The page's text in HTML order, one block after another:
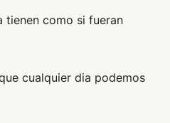
tienen como si fueran
cualquier dia podemos